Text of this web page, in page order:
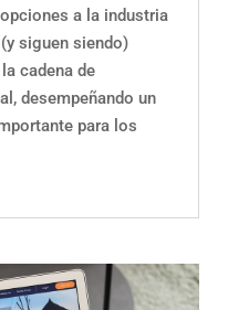
a la industria
siguen siendo)
cadena de
desempeñando un
para los